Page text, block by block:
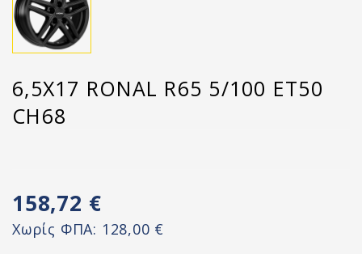
6,5X17 RONAL R65 5/100 ET50
CH68
158,72 €
Χωρίς ΦΠΑ: 128,00 €